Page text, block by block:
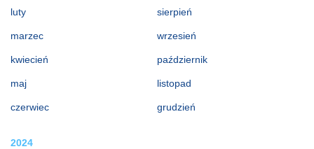
luty
marzec
kwiecień
maj
czerwiec
sierpień
wrzesień
październik
listopad
grudzień
2024